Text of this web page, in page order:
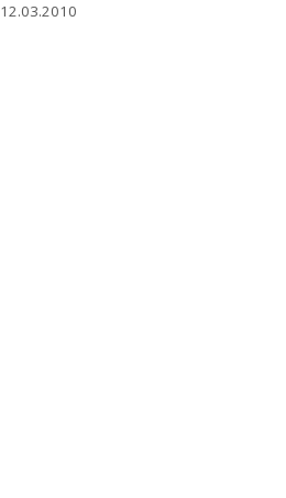
12.03.2010